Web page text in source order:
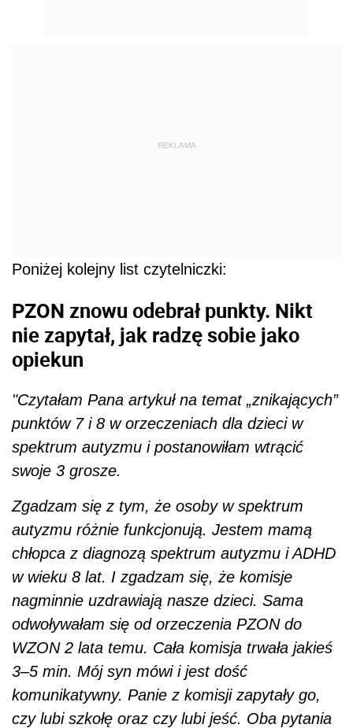
REKLAMA
Poniżej kolejny list czytelniczki:
PZON znowu odebrał punkty. Nikt
nie zapytał, jak radzę sobie jako
opiekun
"Czytałam Pana artykuł na temat „znikających”
punktów 7 i 8 w orzeczeniach dla dzieci w
spektrum autyzmu i postanowiłam wtrącić
swoje 3 grosze.
Zgadzam się z tym, że osoby w spektrum
autyzmu różnie funkcjonują. Jestem mamą
chłopca z diagnozą spektrum autyzmu i ADHD
w wieku 8 lat. I zgadzam się, że komisje
nagminnie uzdrawiają nasze dzieci. Sama
odwoływałam się od orzeczenia PZON do
WZON 2 lata temu. Cała komisja trwała jakieś
3–5 min. Mój syn mówi i jest dość
komunikatywny. Panie z komisji zapytały go,
czy lubi szkołę oraz czy lubi jeść. Oba pytania